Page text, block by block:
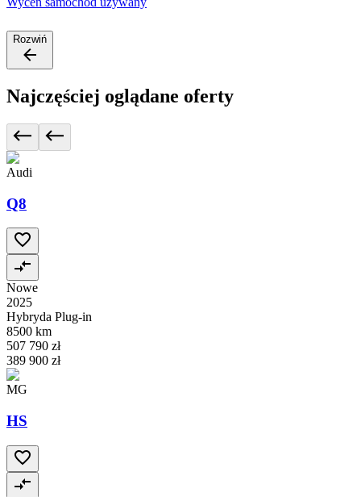
Rozwiń
Najczęściej oglądane oferty
Audi
Q8
Nowe
2025
Hybryda Plug-in
8500 km
507 790 zł
389 900 zł
MG
HS